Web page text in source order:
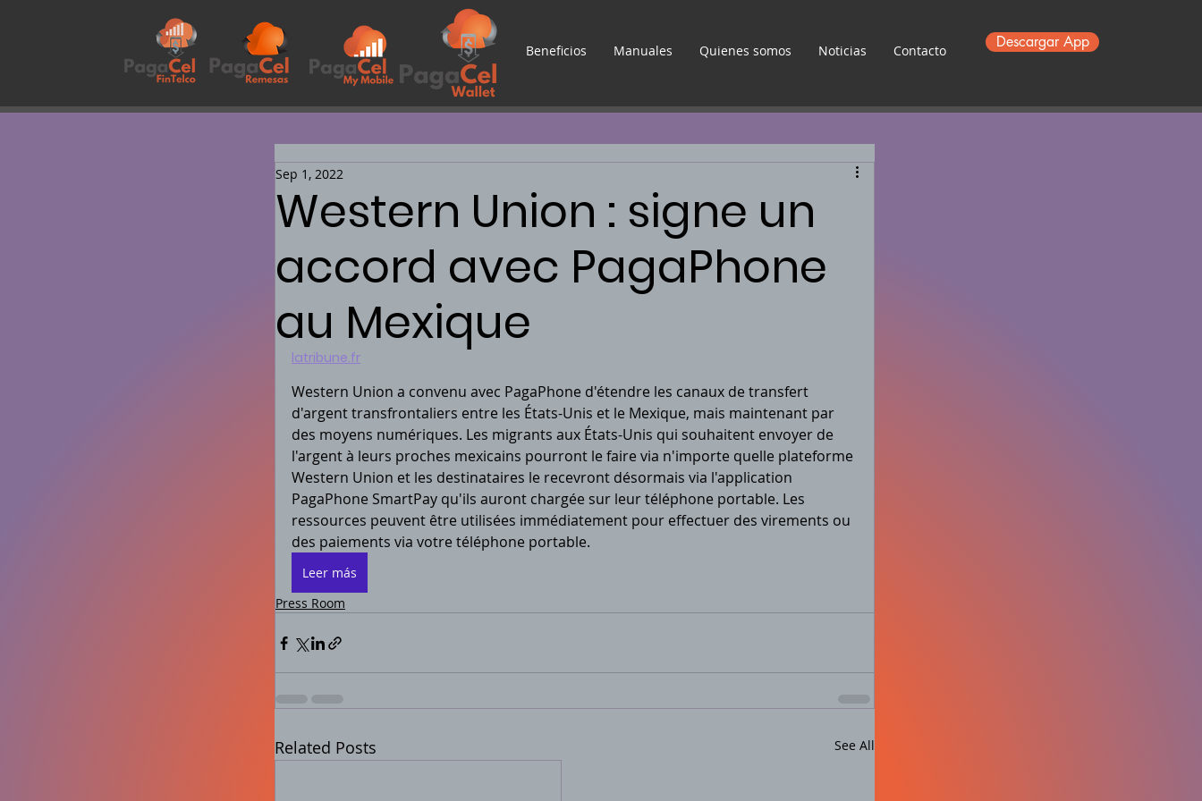
Beneficios Manuales Quienes somos Noticias Contacto Descargar App
Western Union : signe un
accord avec PagaPhone
au Mexique
Sep 1, 2022
latribune.fr
Western Union a convenu avec PagaPhone d'étendre les canaux de transfert
d'argent transfrontaliers entre les États-Unis et le Mexique, mais maintenant par
des moyens numériques. Les migrants aux États-Unis qui souhaitent envoyer de
l'argent à leurs proches mexicains pourront le faire via n'importe quelle plateforme
Western Union et les destinataires le recevront désormais via l'application
PagaPhone SmartPay qu'ils auront chargée sur leur téléphone portable. Les
ressources peuvent être utilisées immédiatement pour effectuer des virements ou
des paiements via votre téléphone portable.
Leer más
Press Room
Related Posts See All